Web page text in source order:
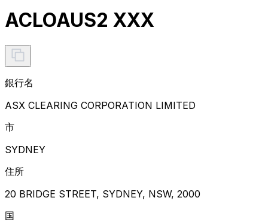
ACLOAUS2 XXX
銀行名
ASX CLEARING CORPORATION LIMITED
市
SYDNEY
住所
20 BRIDGE STREET, SYDNEY, NSW, 2000
国